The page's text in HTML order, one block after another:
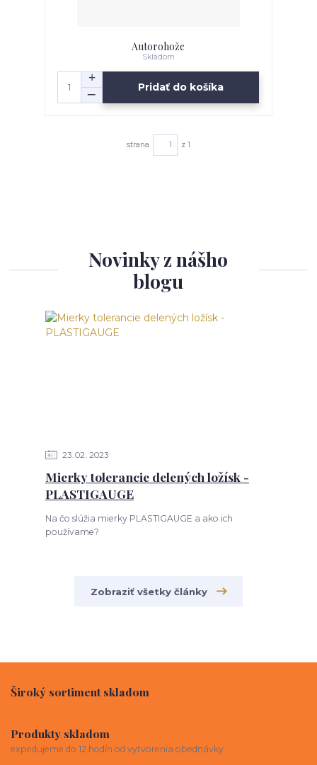
Autorohože
Skladom
Pridať do košíka
strana z 1
Novinky z nášho
blogu
23 02 2023
Mierky tolerancie delených ložísk -
PLASTIGAUGE
Na čo slúžia mierky PLASTIGAUGE a ako ich
používame?
Zobraziť všetky články
Široký sortiment skladom
Produkty skladom
expedujeme do 12 hodín od vytvorenia obednávky